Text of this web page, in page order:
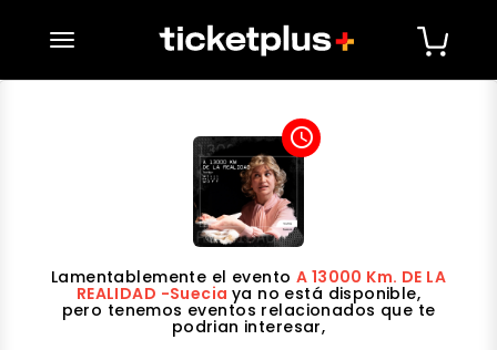
desplegar navegación
access_time
Lamentablemente el evento A 13000 Km. DE LA
REALIDAD -Suecia ya no está disponible,
pero tenemos eventos relacionados que te
podrian interesar,